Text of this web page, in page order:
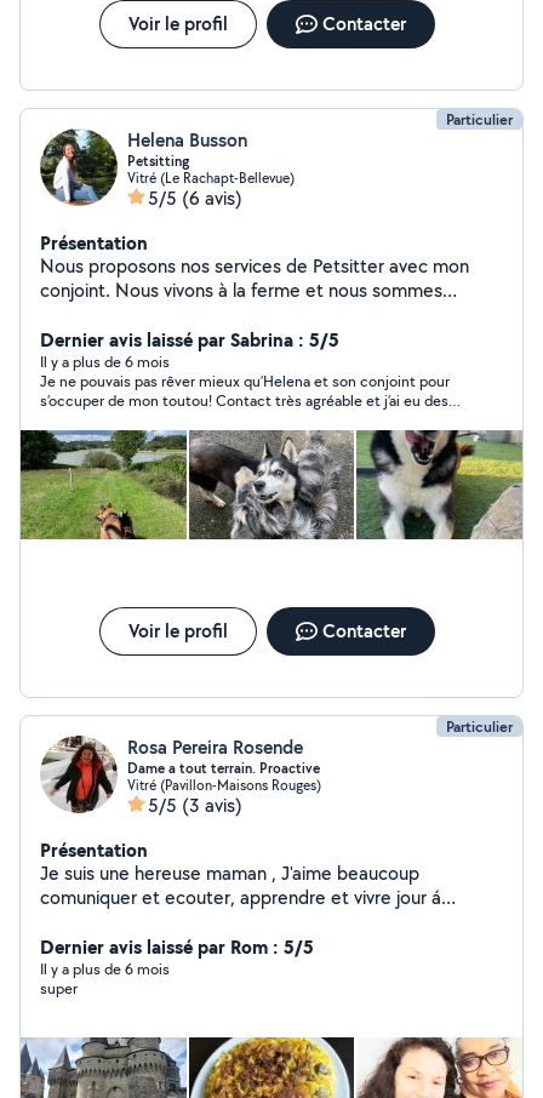
Voir le profil Contacter
Particulier
Helena Busson
Petsitting
Vitré (Le Rachapt-Bellevue)
5/5 (6 avis)
Présentation
Nous proposons nos services de Petsitter avec mon
conjoint. Nous vivons à la ferme et nous sommes
vous aider et leur donner une dose de bonheur
Dernier avis laissé par Sabrina : 5/5
Il y a plus de 6 mois
Je ne pouvais pas rêver mieux qu’Helena et son conjoint pour
s’occuper de mon toutou! Contact très agréable et j’ai eu des
nouveau copain et il a fait de belles balades, le top ! Merci
encore d’avoir pris soin de lui à la perfection! Je recommande
+++
Voir le profil Contacter
Particulier
Rosa Pereira Rosende
Dame a tout terrain. Proactive
Vitré (Pavillon-Maisons Rouges)
5/5 (3 avis)
Présentation
Je suis une hereuse maman , J'aime beaucoup
comuniquer et ecouter, apprendre et vivre jour á
m'occuper des enfants, des personnes fragiles, des
personnes âgées , aide ménagère, repassage. Motiver .
Cours de espagnol ,manicure ,pédicure ,maquillage
espagnol ( langue maternelle) ,j'ai la pédagogie puisque
je suis Psychopédagogue, des années de expérience
vécus dans le milieu éducatif dans mon pays Venezuela,
Dernier avis laissé par Rom : 5/5
Il y a plus de 6 mois
super